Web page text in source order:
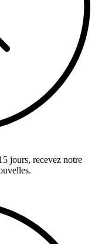
jours, recevez notre